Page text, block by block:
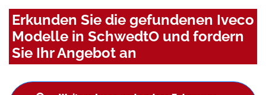
Erkunden Sie die gefundenen Iveco
Modelle in SchwedtO und fordern
Sie Ihr Angebot an